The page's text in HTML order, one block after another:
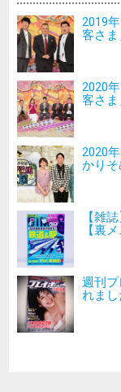
2019
客さま
2020
客さま
2020
かりそ
【雑
【裏
週刊
れまし